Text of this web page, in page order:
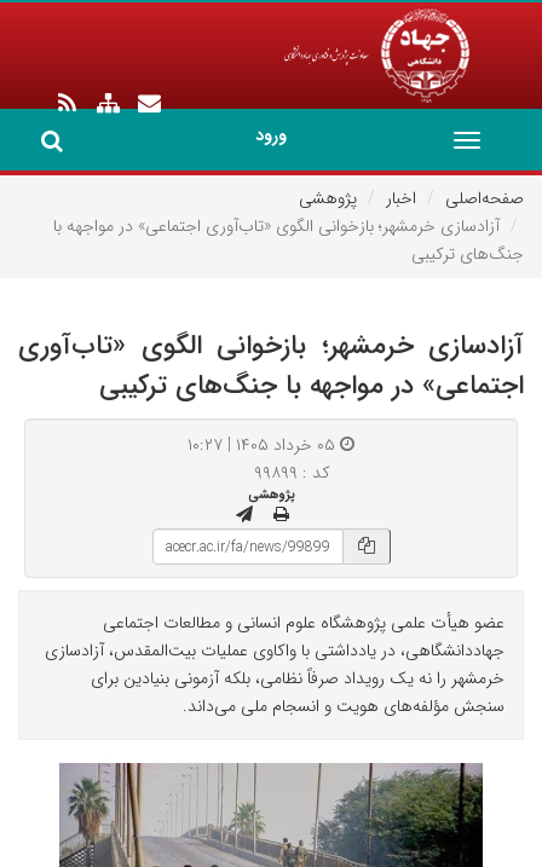
ورود
Toggle
navigation
صفحه‌اصلی
اخبار
پژوهشی
آزادسازی خرمشهر؛ بازخوانی الگوی «تاب‌آوری اجتماعی» در مواجهه با
جنگ‌های ترکیبی
آزادسازی خرمشهر؛ بازخوانی الگوی «تاب‌آوری
اجتماعی» در مواجهه با جنگ‌های ترکیبی
کد : ۹۹۸۹۹
پژوهشی
عضو هیأت علمی پژوهشگاه علوم انسانی و مطالعات اجتماعی
جهاددانشگاهی، در یادداشتی با واکاوی عملیات بیت‌المقدس، آزادسازی
خرمشهر را نه یک رویداد صرفاً نظامی، بلکه آزمونی بنیادین برای
سنجش مؤلفه‌های هویت و انسجام ملی می‌داند.